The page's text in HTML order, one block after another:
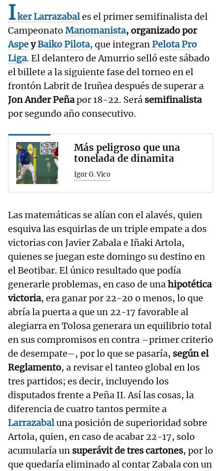
IkerLarrazabales el primer semifinalista del
Campeonato Manomanista, organizado por
AspeyBaiko Pilota, que integranPelotaPro
Liga. El delantero de Amurrio selló este sábado
el billete a la siguiente fase del torneo en el
frontón Labrit de Iruñea después de superar a
Jon Ander Peñapor 18-22. Será semifinalista
por segundo año consecutivo.
Más peligroso que una
tonelada de dinamita
Igor G. Vico
Las matemáticas se alían con el alavés, quien
esquiva las esquirlas de un triple empate a dos
victorias con Javier Zabala e Iñaki Artola,
quienes se juegan este domingo su destino en
el Beotibar. El único resultado que podía
generarle problemas, en caso de unahipotética
victoria, era ganar por 22-20 o menos, lo que
abría la puerta a que un 22-17 favorable al
alegiarra en Tolosa generara un equilibrio total
en sus compromisos en contra –primer criterio
de desempate–, por lo que se pasaría, según el
Reglamento, a revisar el tanteo global en los
tres partidos; es decir, incluyendo los
disputados frente a Peña II. Así las cosas, la
diferencia de cuatro tantos permite a
Larrazabaluna posición de superioridad sobre
Artola, quien, en caso de acabar 22-17, solo
acumularía un superávit de tres cartones, por lo
que quedaría eliminado al contar Zabala con un